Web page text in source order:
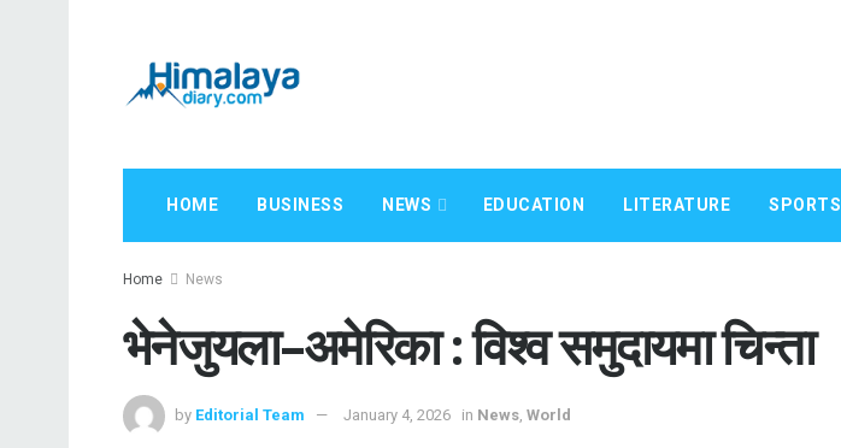
HOME BUSINESS NEWS EDUCATION LITERATURE SPORTS
Home News
भेनेजुयला–अमेरिका : विश्व समुदायमा चिन्ता
by Editorial Team January 4, 2026 in News World